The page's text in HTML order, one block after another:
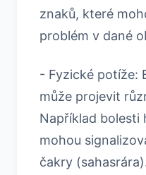
znaků, které
problém v dané
- Fyzické potíže:
může projevit
Například bolesti
mohou
čakry